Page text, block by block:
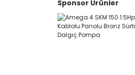
STANDART (20)
TERSAN (14)
SHIMGE (12)
Sponsor Ürünler